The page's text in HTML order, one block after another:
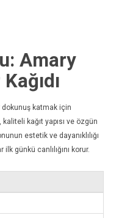
Amary
dokunuş katmak için
, kaliteli kağıt yapısı ve özgün
estetik ve dayanıklılığı
ilk günkü canlılığını korur.